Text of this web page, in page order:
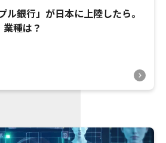
ル銀行」が日本に上陸したら。
種は？